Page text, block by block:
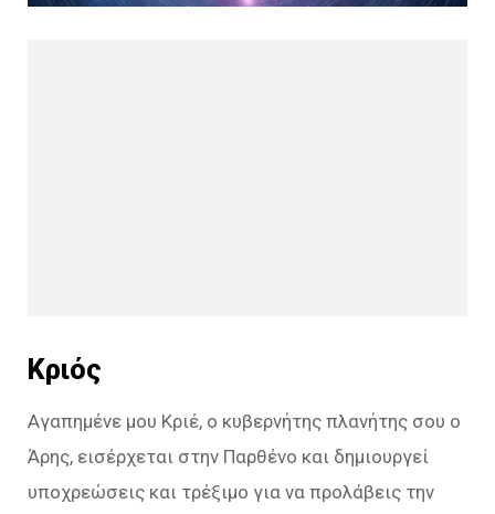
Κριός
Αγαπημένε μου Κριέ, ο κυβερνήτης πλανήτης σου ο
Άρης, εισέρχεται στην Παρθένο και δημιουργεί
υποχρεώσεις και τρέξιμο για να προλάβεις την